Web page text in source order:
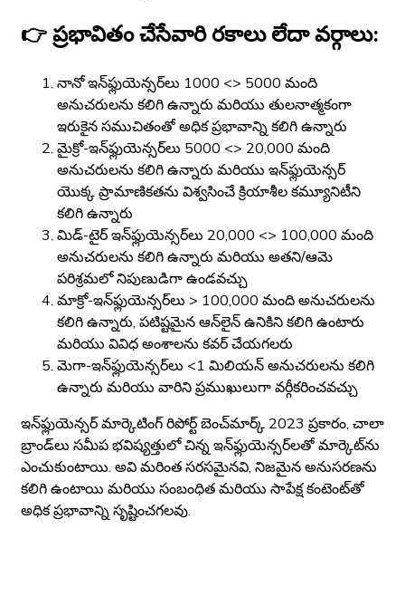
👉 ప్రభావితం చేసేవారి రకాలు లేదా వర్గాలు:
నానో ఇన్‌ఫ్లుయెన్సర్‌లు 1000 <> 5000 మంది
అనుచరులను కలిగి ఉన్నారు మరియు తులనాత్మకంగా
ఇరుకైన సముచితంతో అధిక ప్రభావాన్ని కలిగి ఉన్నారు
మైక్రో-ఇన్‌ఫ్లుయెన్సర్‌లు 5000 <> 20,000 మంది
అనుచరులను కలిగి ఉన్నారు మరియు ఇన్‌ఫ్లుయెన్సర్
యొక్క ప్రామాణికతను విశ్వసించే క్రియాశీల కమ్యూనిటీని
కలిగి ఉన్నారు
మిడ్-టైర్ ఇన్‌ఫ్లుయెన్సర్‌లు 20,000 <> 100,000 మంది
అనుచరులను కలిగి ఉన్నారు మరియు అతని/ఆమె
పరిశ్రమలో నిపుణుడిగా ఉండవచ్చు
మాక్రో-ఇన్‌ఫ్లుయెన్సర్‌లు > 100,000 మంది అనుచరులను
కలిగి ఉన్నారు, పటిష్టమైన ఆన్‌లైన్ ఉనికిని కలిగి ఉంటారు
మరియు వివిధ అంశాలను కవర్ చేయగలరు
మెగా-ఇన్‌ఫ్లుయెన్సర్‌లు <1 మిలియన్ అనుచరులను కలిగి
ఉన్నారు మరియు వారిని ప్రముఖులుగా వర్గీకరించవచ్చు
ఇన్‌ఫ్లుయెన్సర్ మార్కెటింగ్ రిపోర్ట్ బెంచ్‌మార్క్ 2023 ప్రకారం, చాలా
బ్రాండ్‌లు సమీప భవిష్యత్తులో చిన్న ఇన్‌ఫ్లుయెన్సర్‌లతో మార్కెట్‌ను
ఎంచుకుంటాయి. అవి మరింత సరసమైనవి, నిజమైన అనుసరణను
కలిగి ఉంటాయి మరియు సంబంధిత మరియు సాపేక్ష కంటెంట్‌తో
అధిక ప్రభావాన్ని సృష్టించగలవు.